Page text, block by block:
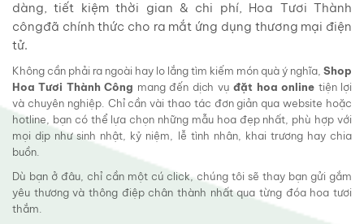
dàng, tiết kiệm thời gian & chi phí, Hoa Tươi Thành
côngđã chính thức cho ra mắt ứng dụng thương mại điện
tử.
Không cần phải ra ngoài hay lo lắng tìm kiếm món quà ý nghĩa, Shop
Hoa Tươi Thành Công mang đến dịch vụđặt hoa online tiện lợi
và chuyên nghiệp. Chỉ cần vài thao tác đơn giản qua website hoặc
hotline, bạn có thể lựa chọn những mẫu hoa đẹp nhất, phù hợp với
mọi dịp như sinh nhật, kỷ niệm, lễ tình nhân, khai trương hay chia
buồn.
Dù bạn ở đâu, chỉ cần một cú click, chúng tôi sẽ thay bạn gửi gắm
yêu thương và thông điệp chân thành nhất qua từng đóa hoa tươi
thắm.